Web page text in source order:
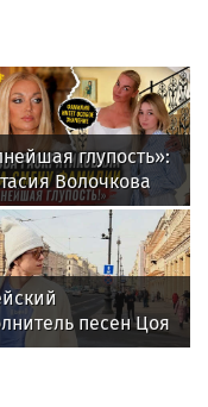
глупость»:
Волочкова
дочь за отказ
песен Цоя
Соп захотел